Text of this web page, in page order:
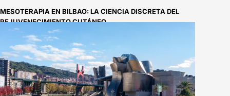
MESOTERAPIA EN BILBAO: LA CIENCIA DISCRETA DEL
REJUVENECIMIENTO CUTÁNEO